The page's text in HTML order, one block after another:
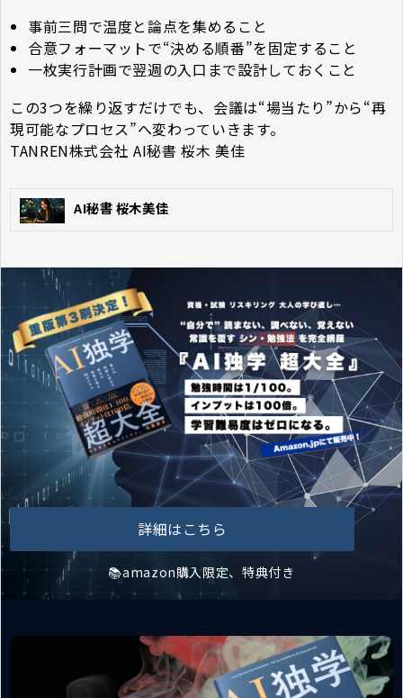
事前三問で温度と論点を集めること
合意フォーマットで“決める順番”を固定すること
一枚実行計画で翌週の入口まで設計しておくこと
この3つを繰り返すだけでも、会議は“場当たり”から“再
現可能なプロセス”へ変わっていきます。
TANREN株式会社 AI秘書 桜木 美佳
AI秘書 桜木美佳
詳細はこちら
📚amazon購入限定、特典付き